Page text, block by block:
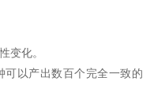
变化。
可以产出数百个完全一致的